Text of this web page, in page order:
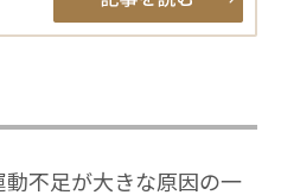
不足が大きな原因の一